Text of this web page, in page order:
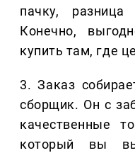
пачку,
Конечно,
купить там, где
3. Заказ
сборщик. Он с
качественные
который вы